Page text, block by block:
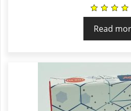
Read